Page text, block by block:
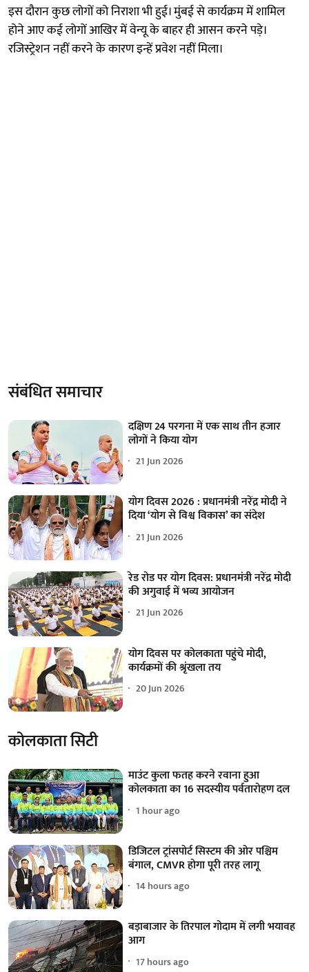
इस दौरान कुछ लोगों को निराशा भी हुई। मुंबई से कार्यक्रम में शामिल
होने आए कई लोगों आखिर में वेन्यू के बाहर ही आसन करने पड़े।
रजिस्ट्रेशन नहीं करने के कारण इन्हें प्रवेश नहीं मिला।
संबंधित समाचार
दक्षिण 24 परगना में एक साथ तीन हजार
लोगों ने किया योग
21 Jun 2026
योग दिवस 2026 : प्रधानमंत्री नरेंद्र मोदी ने
दिया ‘योग से विश्व विकास’ का संदेश
21 Jun 2026
रेड रोड पर योग दिवस: प्रधानमंत्री नरेंद्र मोदी
की अगुवाई में भव्य आयोजन
21 Jun 2026
योग दिवस पर कोलकाता पहुंचे मोदी,
कार्यक्रमों की श्रृंखला तय
20 Jun 2026
कोलकाता सिटी
माउंट कुला फतह करने रवाना हुआ
कोलकाता का 16 सदस्यीय पर्वतारोहण दल
1 hour ago
डिजिटल ट्रांसपोर्ट सिस्टम की ओर पश्चिम
बंगाल, CMVR होगा पूरी तरह लागू
14 hours ago
बड़ाबाजार के तिरपाल गोदाम में लगी भयावह
आग
17 hours ago